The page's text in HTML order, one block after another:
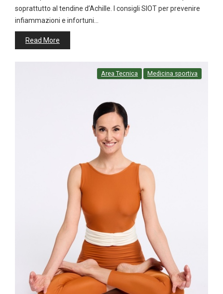
soprattutto al tendine d’Achille. I consigli SIOT per prevenire
infiammazioni e infortuni…
Read More
Area Tecnica Medicina sportiva